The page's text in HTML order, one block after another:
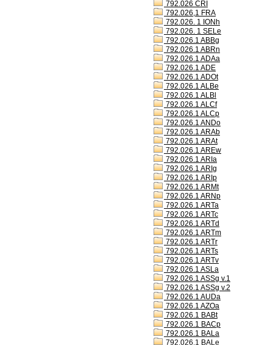
792.026 CRI
792.026,1 FRA
792.026. 1 IONh
792.026. 1 SELe
792.026.1 ABBg
792.026.1 ABRn
792.026.1 ADAa
792.026.1 ADE
792.026.1 ADOt
792.026.1 ALBe
792.026.1 ALBl
792.026.1 ALCf
792.026.1 ALCp
792.026.1 ANDo
792.026.1 ARAb
792.026.1 ARAt
792.026.1 AREw
792.026.1 ARIa
792.026.1 ARIg
792.026.1 ARIp
792.026.1 ARMt
792.026.1 ARNp
792.026.1 ARTa
792.026.1 ARTc
792.026.1 ARTd
792.026.1 ARTm
792.026.1 ARTr
792.026.1 ARTs
792.026.1 ARTv
792.026.1 ASLa
792.026.1 ASSg v.1
792.026.1 ASSg v.2
792.026.1 AUDa
792.026.1 AZOa
792.026.1 BABt
792.026.1 BACp
792.026.1 BALa
792.026.1 BALe